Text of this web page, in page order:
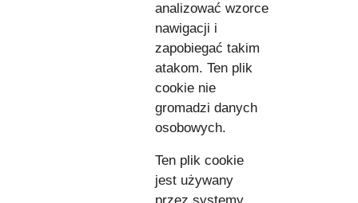
analizować wzorce
nawigacji i
zapobiegać takim
atakom. Ten plik
cookie nie
gromadzi danych
osobowych.
Ten plik cookie
jest używany